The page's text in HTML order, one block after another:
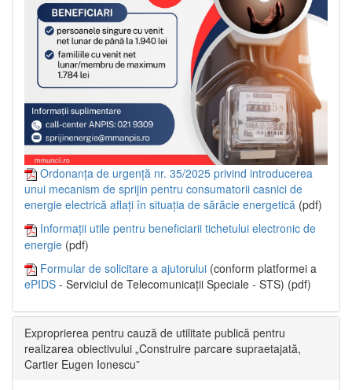
Ordonanța de urgență nr. 35/2025 privind introducerea
unui mecanism de sprijin pentru consumatorii casnici de
energie electrică aflați în situația de sărăcie energetică (pdf)
Informații utile pentru beneficiarii tichetului electronic de
energie (pdf)
Formular de solicitare a ajutorului (conform platformei a
ePIDS - Serviciul de Telecomunicații Speciale - STS) (pdf)
Exproprierea pentru cauză de utilitate publică pentru
realizarea obiectivului „Construire parcare supraetajată,
Cartier Eugen Ionescu”